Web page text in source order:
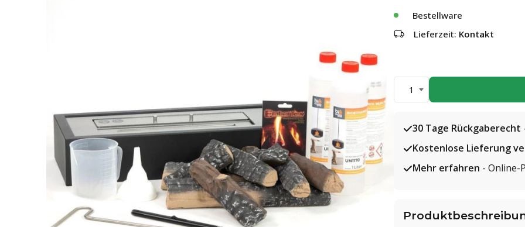
Bestellware
Lieferzeit: Kontakt
1
30 Tage Rückgaberecht
Kostenlose Lieferung
Mehr erfahren - Online-